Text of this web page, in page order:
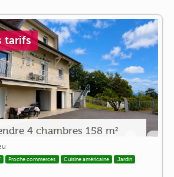
tarifs
4 chambres 158 m²
Proche commerces Cuisine américaine
Jardin